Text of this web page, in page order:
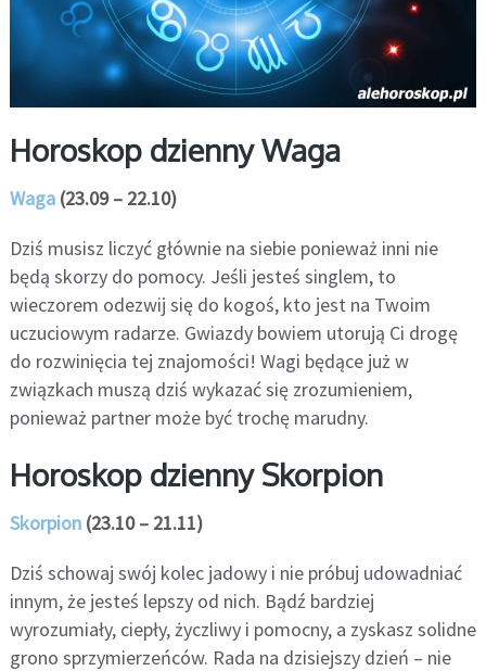
Horoskop dzienny Waga
Waga(23.09 – 22.10)
Dziś musisz liczyć głównie na siebie ponieważ inni nie
będą skorzy do pomocy. Jeśli jesteś singlem, to
wieczorem odezwij się do kogoś, kto jest na Twoim
uczuciowym radarze. Gwiazdy bowiem utorują Ci drogę
do rozwinięcia tej znajomości! Wagi będące już w
związkach muszą dziś wykazać się zrozumieniem,
ponieważ partner może być trochę marudny.
Horoskop dzienny Skorpion
Skorpion(23.10 – 21.11)
Dziś schowaj swój kolec jadowy i nie próbuj udowadniać
innym, że jesteś lepszy od nich. Bądź bardziej
wyrozumiały, ciepły, życzliwy i pomocny, a zyskasz solidne
grono sprzymierzeńców. Rada na dzisiejszy dzień – nie